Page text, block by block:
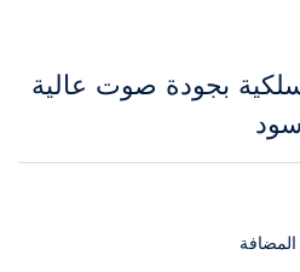
بجودة صوت عالية